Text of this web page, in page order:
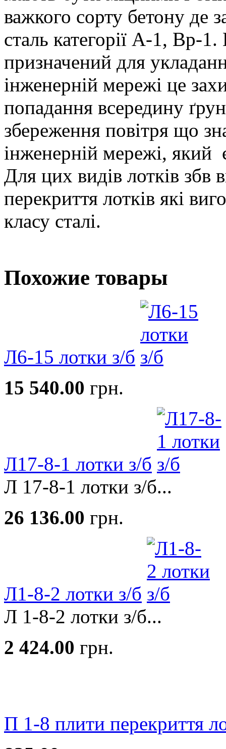
важкого сорту бетону де
сталь категорії A-1, Bp-
призначений для
інженерній мережі це
попадання всередину
збереження повітря що
інженерній мережі, який
Для цих видів лотків збв
перекриття лотків які
класу сталі.
Похожие товары
Л6-15 лотки з/б
15 540.00 грн.
Л17-8-1 лотки з/б
Л 17-8-1 лотки з/б...
26 136.00 грн.
Л1-8-2 лотки з/б
Л 1-8-2 лотки з/б...
2 424.00 грн.
П 1-8 плити перекриття